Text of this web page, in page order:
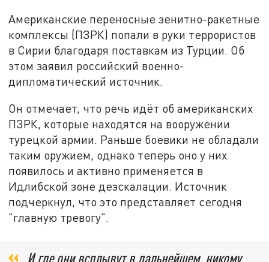
Американские переносные зенитно-ракетные
комплексы (ПЗРК) попали в руки террористов
в Сирии благодаря поставкам из Турции. Об
этом заявил российский военно-
дипломатический источник.
Он отмечает, что речь идёт об американских
ПЗРК, которые находятся на вооружении
турецкой армии. Раньше боевики не обладали
таким оружием, однако теперь оно у них
появилось и активно применяется в
Идлибской зоне деэскалации. Источник
подчеркнул, что это представляет сегодня
"главную тревогу".
И где они всплывут в дальнейшем, никому